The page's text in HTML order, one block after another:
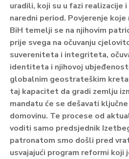
uradili, koji su u fazi realizacije
naredni period. Povjerenje koje
BiH temelji se na njihovim
prije svega na očuvanju
suvereniteta i integriteta,
identiteta i njihovoj
globalnim geostrateškim
taj kapacitet da gradi zemlju
mandatu će se dešavati
domovinu. Te procese od
voditi samo predsjednik
patronatom smo došli pred
usvajajući program reformi koji